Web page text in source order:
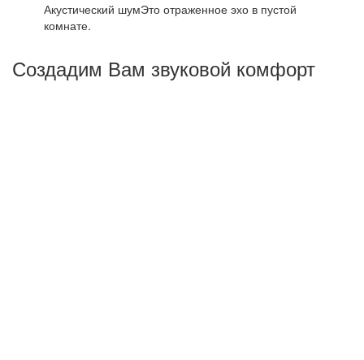
Акустический шумЭто отраженное эхо в пустой
комнате.
Создадим Вам звуковой комфорт